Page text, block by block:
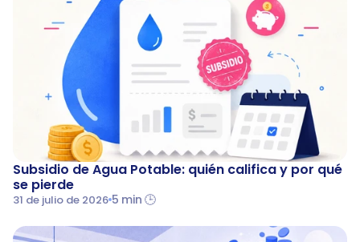
Subsidio de Agua Potable: quién califica y por qué
se pierde
31 de julio de 2026 5 min 🕒